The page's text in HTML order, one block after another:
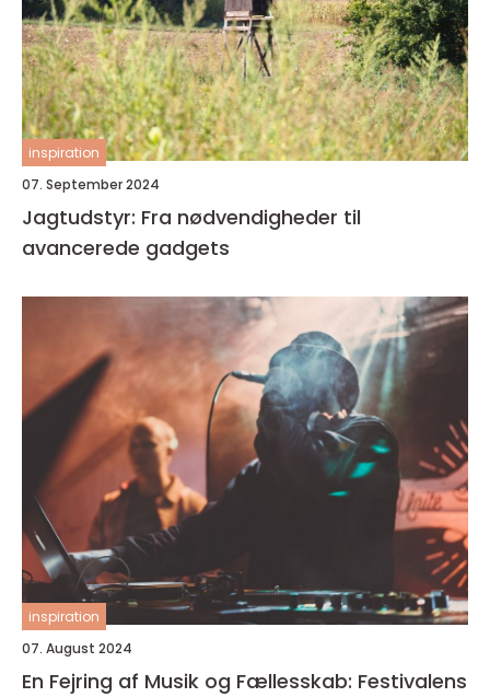
inspiration
07. September 2024
Jagtudstyr: Fra nødvendigheder til
avancerede gadgets
inspiration
07. August 2024
En Fejring af Musik og Fællesskab: Festivalens